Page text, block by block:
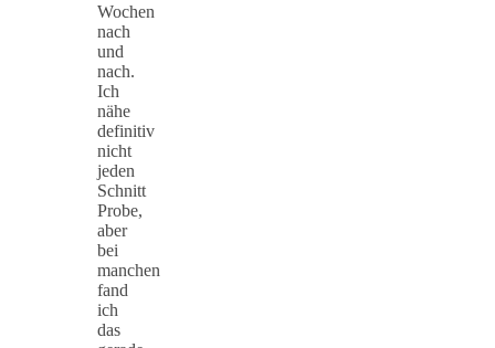
Wochen
nach
und
nach.
Ich
nähe
definitiv
nicht
jeden
Schnitt
Probe,
aber
bei
manchen
fand
ich
das